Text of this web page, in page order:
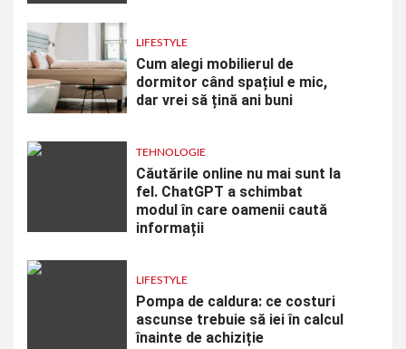
LIFESTYLE
Cum alegi mobilierul de
dormitor când spațiul e mic,
dar vrei să țină ani buni
TEHNOLOGIE
Căutările online nu mai sunt la
fel. ChatGPT a schimbat
modul în care oamenii caută
informații
LIFESTYLE
Pompa de caldura: ce costuri
ascunse trebuie să iei în calcul
înainte de achiziție